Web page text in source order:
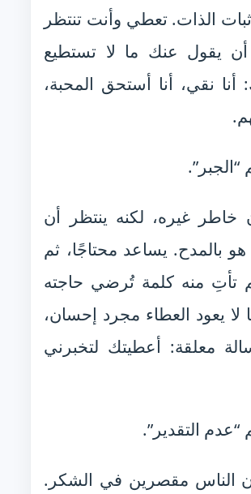
الذات. تعطي وأنت تنتظر
يقول عنك ما لا تستطيع
أنا نقي، أنا أستحق المحبة،
خاطر غيره، لكنه ينتظر أن
بالمدح. يساعد محتاجًا، ثم
تأتِ منه كلمة تُرضي حاجته
لا يعود العطاء مجرد إحسان،
معلقة: أعطيتك لتخبرني
التقدير”.
الناس مقصرين في الشكر.